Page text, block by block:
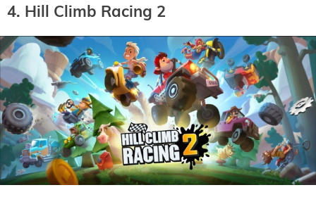
4. Hill Climb Racing 2